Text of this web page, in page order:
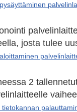
josta tulee
2
tietokannan